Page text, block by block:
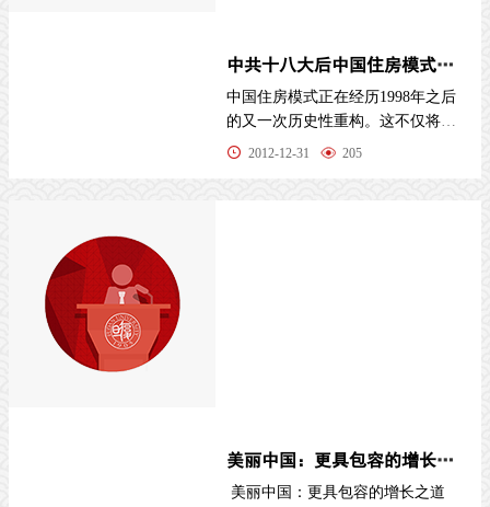
中共十八大后中国住房模式展望
中国住房模式正在经历1998年之后
的又一次历史性重构。这不仅将使
中国住房供应体系与住房市场产生
2012-12-31 205
美丽中国：更具包容的增长之道
美丽中国：更具包容的增长之道